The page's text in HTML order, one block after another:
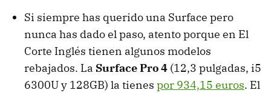
Si siempre has querido una Surface pero
nunca has dado el paso, atento porque en El
Corte Inglés tienen algunos modelos
rebajados. La Surface Pro 4 (12,3 pulgadas, i5
6300U y 128GB) la tienes por 934,15 euros. El